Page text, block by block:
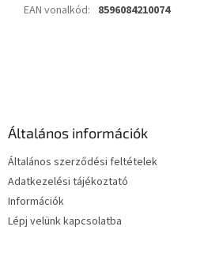
EAN vonalkód: 8596084210074
Általános információk
Általános szerződési feltételek
Adatkezelési tájékoztató
Információk
Lépj velünk kapcsolatba